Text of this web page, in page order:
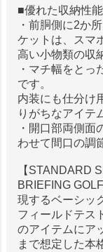
■優れた収納性能
・前胴側に2か
ケットは、スマ
高い小物類の収
・マチ幅をとっ
です。
内装にも仕分け
りがちなアイテ
・開口部両側面
わせて間口の調
【STANDARD
BRIEFING
現するベーシッ
フィールドテス
のアイテムにア
まで想定した本